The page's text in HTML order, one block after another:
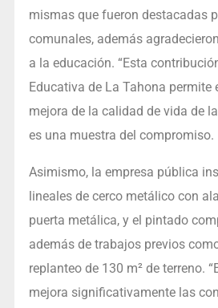
mismas que fueron destacadas
comunales, además
a la educación. “Esta
Educativa de La Tahona permite
mejora de la calidad de vida de
es una muestra del compromiso.
Asimismo, la empresa pública
lineales de cerco metálico con
puerta metálica, y el pintado
además de trabajos previos
replanteo de 130 m² de terreno.
mejora significativamente las